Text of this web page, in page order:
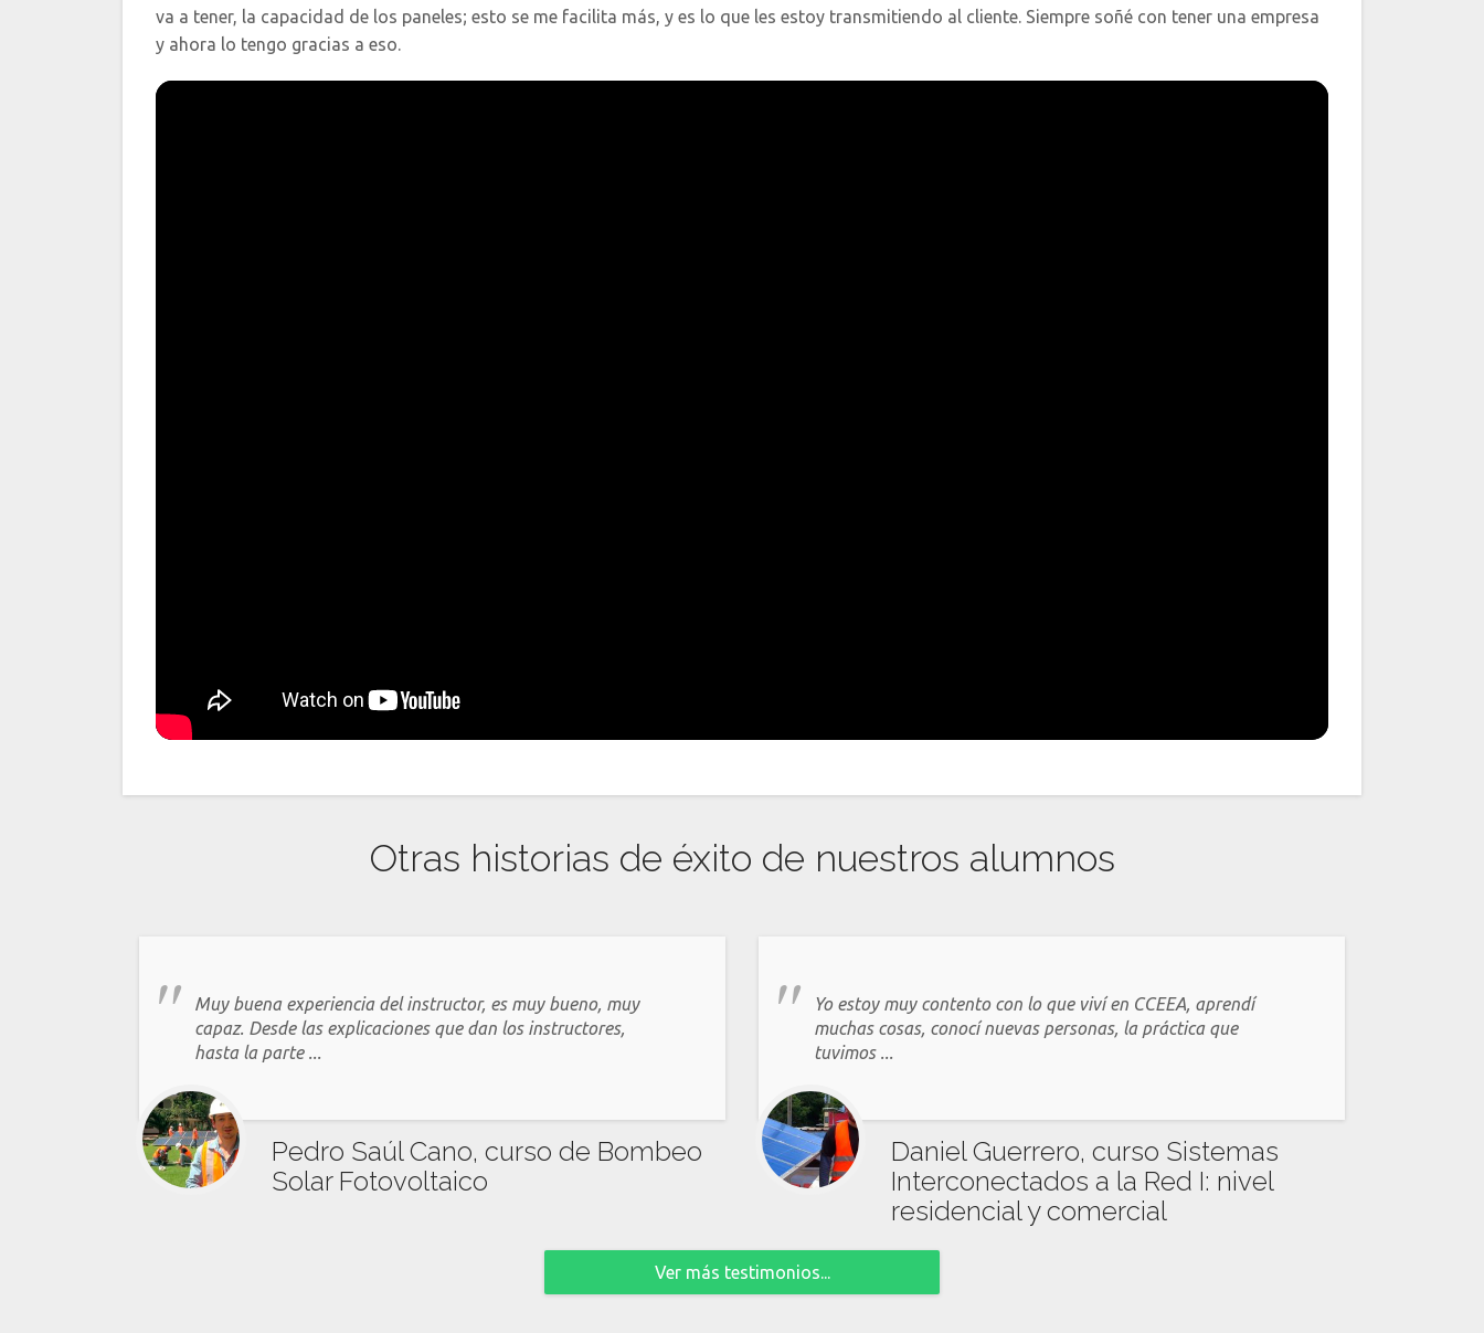
va a tener, la capacidad de los paneles; esto se me facilita más, y es lo que les estoy transmitiendo al cliente. Siempre soñé con tener una empresa
y ahora lo tengo gracias a eso.
Otras historias de éxito de nuestros alumnos
Muy buena experiencia del instructor, es muy bueno, muy
capaz. Desde las explicaciones que dan los instructores,
hasta la parte ...
Pedro Saúl Cano, curso de Bombeo
Solar Fotovoltaico
Yo estoy muy contento con lo que viví en CCEEA, aprendí
muchas cosas, conocí nuevas personas, la práctica que
tuvimos ...
Daniel Guerrero, curso Sistemas
Interconectados a la Red I: nivel
residencial y comercial
Ver más testimonios...